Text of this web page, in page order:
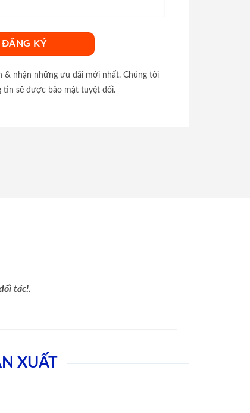
& nhận những ưu đãi mới nhất. Chúng tôi
tin sẽ được bảo mật tuyệt đối.
tác!.
XUẤT